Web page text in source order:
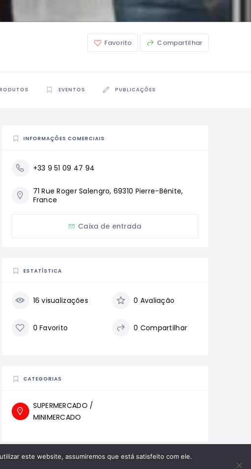
Favorito Compartilhar
EVENTOS PUBLICAÇÕES
INFORMAÇÕES COMERCIAIS
+33 9 51 09 47 94
71 Rue Roger Salengro, 69310 Pierre-Bénite,
France
Caixa de entrada
ESTATÍSTICA
16 visualizações 0 Avaliação
0 Favorito 0 Compartilhar
CATEGORIAS
SUPERMERCADO /
MINIMERCADO
este website, assumiremos que está satisfeito com ele.